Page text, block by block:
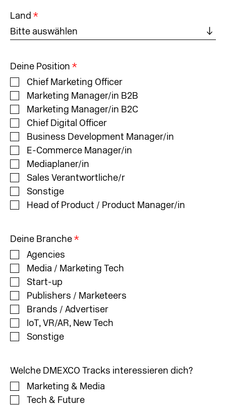
Land *
Bitte auswählen
Deine Position *
Chief Marketing Officer
Marketing Manager/in B2B
Marketing Manager/in B2C
Chief Digital Officer
Business Development Manager/in
E-Commerce Manager/in
Mediaplaner/in
Sales Verantwortliche/r
Sonstige
Head of Product / Product Manager/in
Deine Branche*
Agencies
Media / Marketing Tech
Start-up
Publishers / Marketeers
Brands / Advertiser
IoT, VR/AR, New Tech
Sonstige
Welche DMEXCO Tracks interessieren dich?
Marketing & Media
Tech & Future